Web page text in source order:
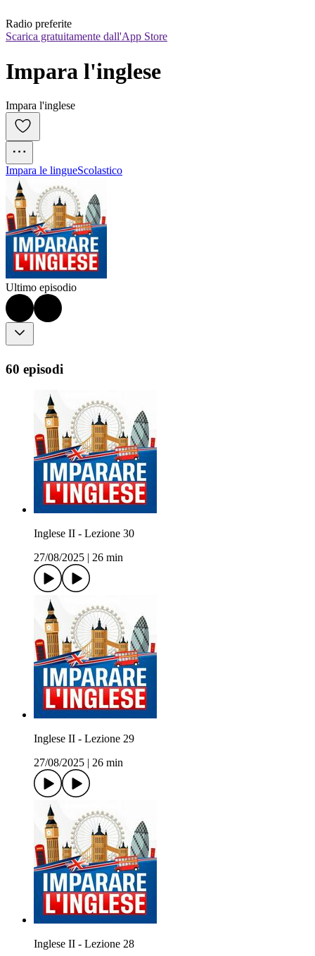
Radio preferite
Scarica gratuitamente dall'App Store
Impara l'inglese
Impara l'inglese
Impara le lingueScolastico
Ultimo episodio
60 episodi
Inglese II - Lezione 30
27/08/2025
26 min
Inglese II - Lezione 29
27/08/2025
26 min
Inglese II - Lezione 28